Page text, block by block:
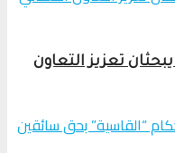
تعزيز التعاون